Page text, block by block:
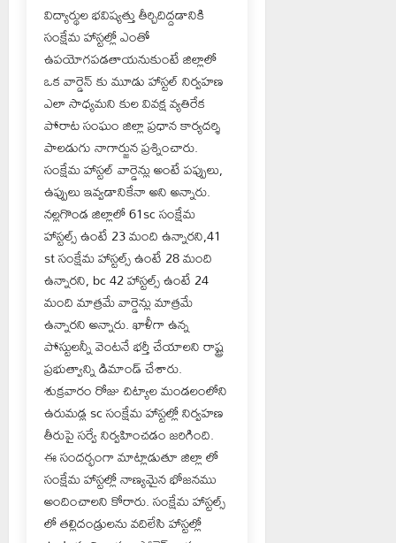
విద్యార్థుల భవిష్యత్తు తీర్చిదిద్దడానికి
సంక్షేమ హాస్టల్లో ఎంతో
ఉపయోగపడతాయనుకుంటే జిల్లాలో
ఒక వార్డెన్ కు మూడు హాస్టల్ నిర్వహణ
ఎలా సాధ్యమని కుల వివక్ష వ్యతిరేక
పోరాట సంఘం జిల్లా ప్రధాన కార్యదర్శి
పాలడుగు నాగార్జున ప్రశ్నించారు.
సంక్షేమ హాస్టల్ వార్డెన్లు అంటే పప్పులు,
ఉప్పులు ఇవ్వడానికేనా అని అన్నారు.
నల్లగొండ జిల్లాలో 61sc సంక్షేమ
హాస్టల్స్ ఉంటే 23 మంది ఉన్నారని,41
st సంక్షేమ హాస్టల్స్ ఉంటే 28 మంది
ఉన్నారని, bc 42 హాస్టల్స్ ఉంటే 24
మంది మాత్రమే వార్డెన్లు మాత్రమే
ఉన్నారని అన్నారు. ఖాళీగా ఉన్న
పోస్టులన్నీ వెంటనే భర్తీ చేయాలని రాష్ట్ర
ప్రభుత్వాన్ని డిమాండ్ చేశారు.
శుక్రవారం రోజు చిట్యాల మండలంలోని
ఉరుమడ్ల sc సంక్షేమ హాస్టల్లో నిర్వహణ
తీరుపై సర్వే నిర్వహించడం జరిగింది.
ఈ సందర్భంగా మాట్లాడుతూ జిల్లా లో
సంక్షేమ హాస్టల్లో నాణ్యమైన భోజనము
అందించాలని కోరారు. సంక్షేమ హాస్టల్స్
లో తల్లిదండ్రులను వదిలేసి హాస్టల్లో